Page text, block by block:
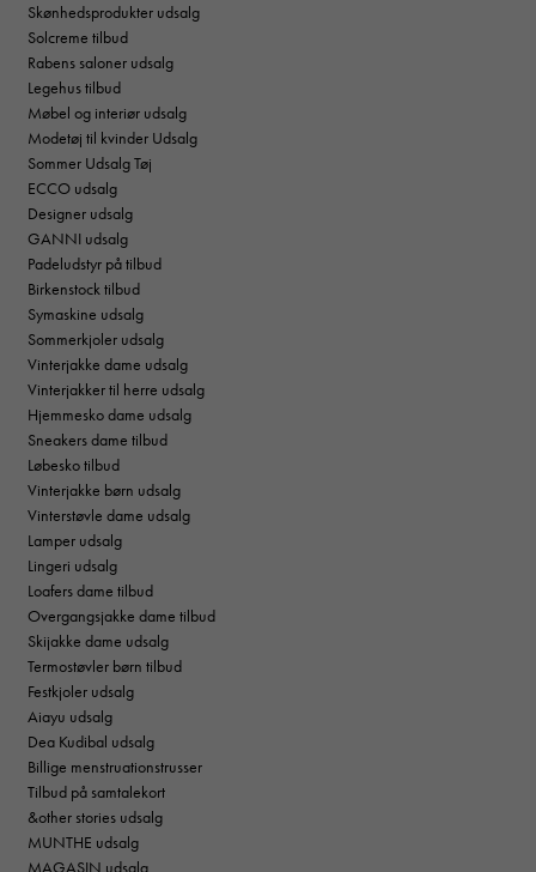
Skønhedsprodukter udsalg
Solcreme tilbud
Rabens saloner udsalg
Legehus tilbud
Møbel og interiør udsalg
Modetøj til kvinder Udsalg
Sommer Udsalg Tøj
ECCO udsalg
Designer udsalg
GANNI udsalg
Padeludstyr på tilbud
Birkenstock tilbud
Symaskine udsalg
Sommerkjoler udsalg
Vinterjakke dame udsalg
Vinterjakker til herre udsalg
Hjemmesko dame udsalg
Sneakers dame tilbud
Løbesko tilbud
Vinterjakke børn udsalg
Vinterstøvle dame udsalg
Lamper udsalg
Lingeri udsalg
Loafers dame tilbud
Overgangsjakke dame tilbud
Skijakke dame udsalg
Termostøvler børn tilbud
Festkjoler udsalg
Aiayu udsalg
Dea Kudibal udsalg
Billige menstruationstrusser
Tilbud på samtalekort
&other stories udsalg
MUNTHE udsalg
MAGASIN udsalg